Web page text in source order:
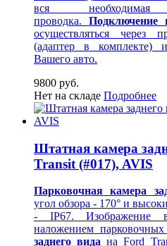
вся
проводка. Подключение
осуществляться через
(адаптер в комплекте)
Вашего авто.
9800 руб.
Нет на складе Подробнее
Штатная камера
Transit (#017), AVIS
Парковочная камера
угол обзора - 170° и
- IP67. Изображение
наложением
заднего вида на Ford